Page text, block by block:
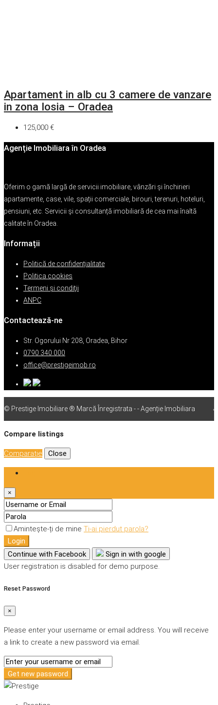
Apartament in alb cu 3 camere de vanzare
in zona Iosia – Oradea
125,000 €
Agenție Imobiliara în Oradea
Oferim o gamă largă de servicii imobiliare, vânzări și închirieri
apartamente, case, vile, spații comerciale, birouri, terenuri, hoteluri,
pensiuni, etc. Servicii și consultanță imobiliară de cea mai înaltă
calitate în Oradea.
Informații
Politică de confidențialitate
Politica cookies
Termeni şi condiţii
ANPC
Contactează-ne
Str. Ogorului Nr 208, Oradea, Bihor
0790 340 000
office@prestigeimob.ro
© Prestige Imobiliare ® Marcă Înregistrata - - Agenție Imobiliara
Compare listings
Comparaţie Close
×
Amintește-ți de mine Ti-ai pierdut parola?
Login
Continue with Facebook
Sign in with google
User registration is disabled for demo purpose.
Reset Password
×
Please enter your username or email address. You will receive
a link to create a new password via email.
Get new password